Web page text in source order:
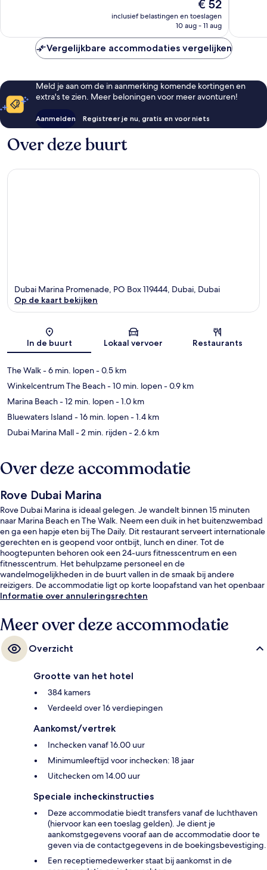
prijs
€ 52
inclusief belastingen en toeslagen
10 aug - 11 aug
Vergelijkbare accommodaties vergelijken
Meld je aan om de in aanmerking komende kortingen en
extra's te zien. Meer beloningen voor meer avonturen!
Aanmelden Registreer je nu, gratis en voor niets
Over deze buurt
Kaart
Dubai Marina Promenade, PO Box 119444, Dubai, Dubai
Op de kaart bekijken
In de buurt Lokaal vervoer Restaurants
The Walk- 6 min. lopen- 0.5 km
Winkelcentrum The Beach- 10 min. lopen- 0.9 km
Marina Beach- 12 min. lopen- 1.0 km
Bluewaters Island - 16 min. lopen- 1.4 km
Dubai Marina Mall- 2 min. rijden- 2.6 km
Over deze accommodatie
Rove Dubai Marina
Rove Dubai Marina is ideaal gelegen. Je wandelt binnen 15 minuten
naar Marina Beach en The Walk. Neem een duik in het buitenzwembad
en ga een hapje eten bij The Daily. Dit restaurant serveert internationale
gerechten en is geopend voor ontbijt, lunch en diner. Tot de
hoogtepunten behoren ook een 24-uurs fitnesscentrum en een
fitnesscentrum. Het behulpzame personeel en de
wandelmogelijkheden in de buurt vallen in de smaak bij andere
reizigers. De accommodatie ligt op korte loopafstand van het openbaar
vervoer: in 13 minuten loop je naar Tramstation Jumeirah Beach
Informatie over annuleringsrechten
Meer over deze accommodatie
Overzicht
Grootte van het hotel
384 kamers
Verdeeld over 16 verdiepingen
Aankomst/vertrek
Inchecken vanaf 16.00 uur
Minimumleeftijd voor inchecken: 18 jaar
Uitchecken om 14.00 uur
Speciale incheckinstructies
Deze accommodatie biedt transfers vanaf de luchthaven
(hiervoor kan een toeslag gelden). Je dient je
aankomstgegevens vooraf aan de accommodatie door te
geven via de contactgegevens in de boekingsbevestiging.
Een receptiemedewerker staat bij aankomst in de